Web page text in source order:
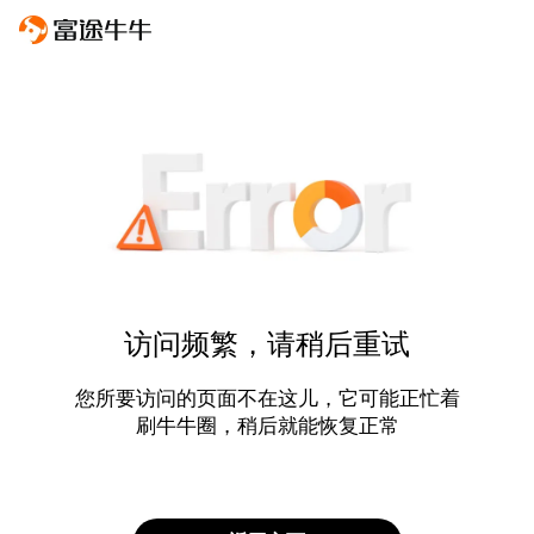
访问频繁，请稍后重试
您所要访问的页面不在这儿，它可能正忙着
刷牛牛圈，稍后就能恢复正常